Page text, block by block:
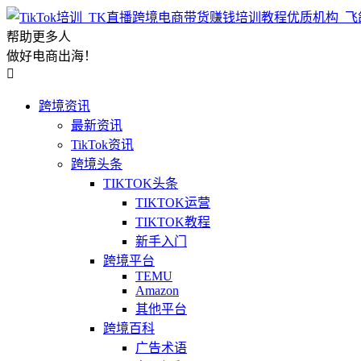
帮助更多人
做好电商出海！

跨境资讯
最新资讯
TikTok资讯
跨境头条
TIKTOK头条
TIKTOK运营
TIKTOK教程
新手入门
跨境平台
TEMU
Amazon
其他平台
跨境百科
广告术语